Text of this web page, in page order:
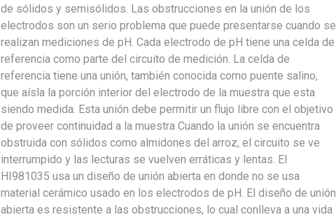
de sólidos y semisólidos. Las obstrucciones en la unión de los
electrodos son un serio problema que puede presentarse cuando se
realizan mediciones de pH. Cada electrodo de pH tiene una celda de
referencia como parte del circuito de medición. La celda de
referencia tiene una unión, también conocida como puente salino,
que aísla la porción interior del electrodo de la muestra que esta
siendo medida. Esta unión debe permitir un flujo libre con el objetivo
de proveer continuidad a la muestra Cuando la unión se encuentra
obstruida con sólidos como almidones del arroz, el circuito se ve
interrumpido y las lecturas se vuelven erráticas y lentas. El
HI981035 usa un diseño de unión abierta en donde no se usa
material cerámico usado en los electrodos de pH. El diseño de unión
abierta es resistente a las obstrucciones, lo cual conlleva a una vida